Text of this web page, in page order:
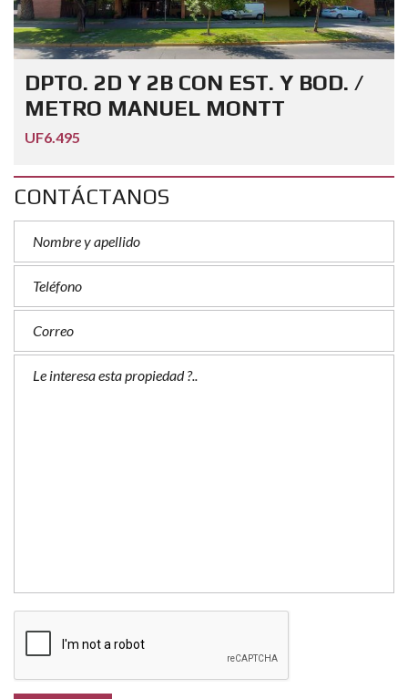
DPTO. 2D Y 2B CON EST. Y BOD. /
METRO MANUEL MONTT
UF6.495
CONTÁCTANOS